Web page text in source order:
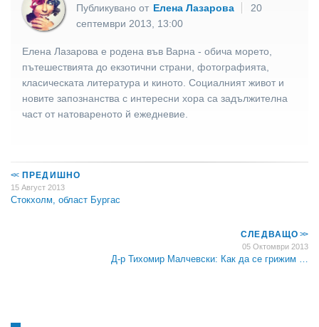
Публикувано от Елена Лазарова
20
септември 2013, 13:00
Елена Лазарова е родена във Варна - обича морето,
пътешествията до екзотични страни, фотографията,
класическата литература и киното. Социалният живот и
новите запознанства с интересни хора са задължителна
част от натовареното й ежедневие.
<<ПРЕДИШНО
15 Август 2013
Стокхолм, област Бургас
СЛЕДВАЩО>>
05 Октомври 2013
Д-р Тихомир Малчевски: Как да се грижим …